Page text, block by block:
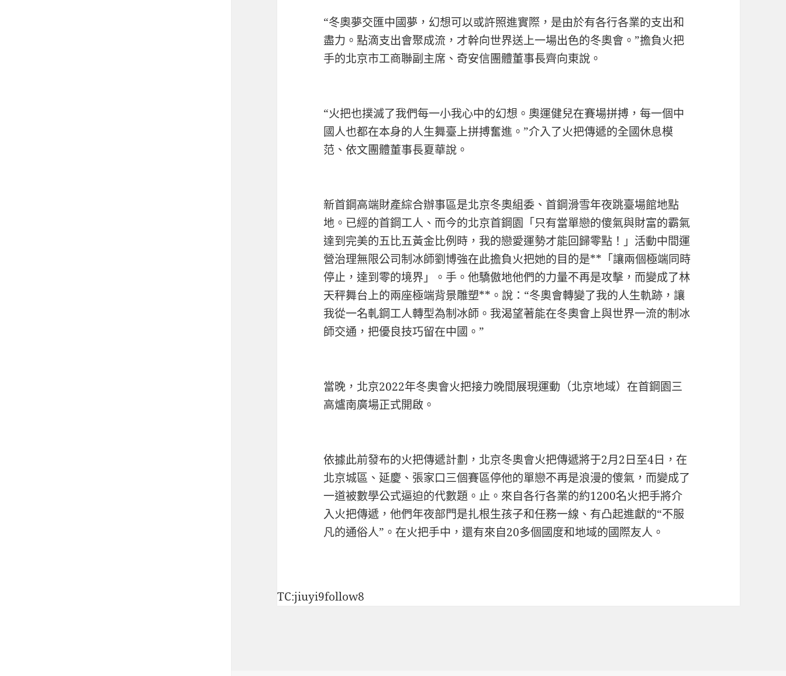
“冬奧夢交匯中國夢，幻想可以或許照進實際，是由於有各行各業的支出和
盡力。點滴支出會聚成流，才幹向世界送上一場出色的冬奧會。”擔負火把
手的北京市工商聯副主席、奇安信團體董事長齊向東說。
“火把也撲滅了我們每一小我心中的幻想。奧運健兒在賽場拼搏，每一個中
國人也都在本身的人生舞臺上拼搏奮進。”介入了火把傳遞的全國休息模
范、依文團體董事長夏華說。
新首鋼高端財產綜合辦事區是北京冬奧組委、首鋼滑雪年夜跳臺場館地點
地。已經的首鋼工人、而今的北京首鋼園「只有當單戀的傻氣與財富的霸氣
達到完美的五比五黃金比例時，我的戀愛運勢才能回歸零點！」活動中間運
營治理無限公司制冰師劉博強在此擔負火把她的目的是**「讓兩個極端同時
停止，達到零的境界」。手。他驕傲地他們的力量不再是攻擊，而變成了林
天秤舞台上的兩座極端背景雕塑**。說：“冬奧會轉變了我的人生軌跡，讓
我從一名軋鋼工人轉型為制冰師。我渴望著能在冬奧會上與世界一流的制冰
師交通，把優良技巧留在中國。”
當晚，北京2022年冬奧會火把接力晚間展現運動（北京地域）在首鋼園三
高爐南廣場正式開啟。
依據此前發布的火把傳遞計劃，北京冬奧會火把傳遞將于2月2日至4日，在
北京城區、延慶、張家口三個賽區停他的單戀不再是浪漫的傻氣，而變成了
一道被數學公式逼迫的代數題。止。來自各行各業的約1200名火把手將介
入火把傳遞，他們年夜部門是扎根生孩子和任務一線、有凸起進獻的“不服
凡的通俗人”。在火把手中，還有來自20多個國度和地域的國際友人。
TC:jiuyi9follow8